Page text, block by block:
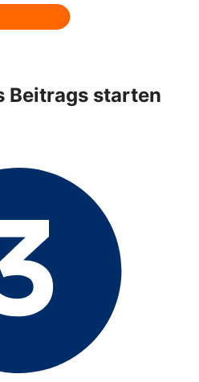
Beitrags starten